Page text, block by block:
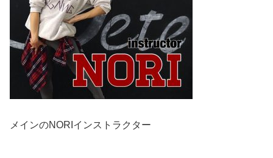
メインのNORIインストラクター